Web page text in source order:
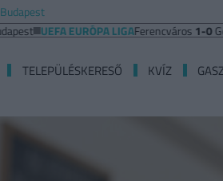
Budapest
UEFA EURÓPA LIGAFerencváros1-0Gornik
TELEPÜLÉSKERESŐ KVÍZ